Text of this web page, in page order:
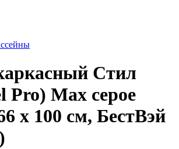
Стил
Pro) Мах серое
х 100 см, БестВэй